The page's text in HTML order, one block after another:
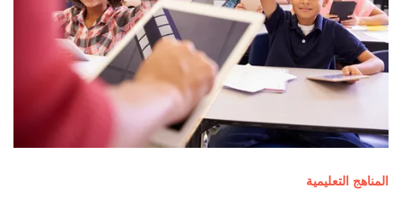
المناهج التعليمية